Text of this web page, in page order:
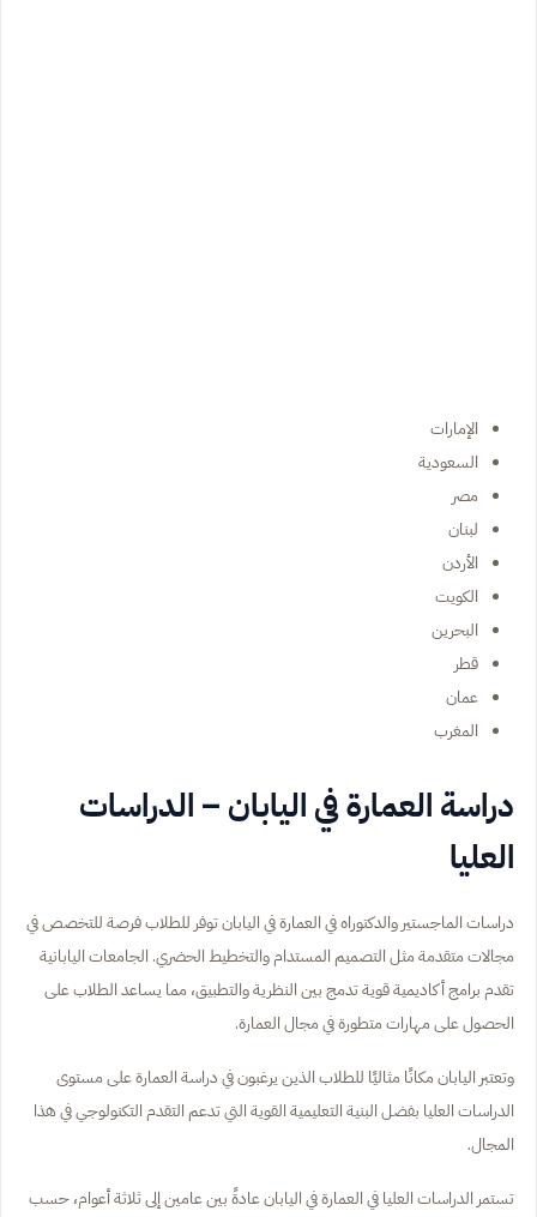
الإمارات
السعودية
مصر
لبنان
الأردن
الكويت
البحرين
قطر
عمان
المغرب
دراسة العمارة في اليابان – الدراسات
العليا
دراسات الماجستير والدكتوراه في العمارة في اليابان توفر للطلاب فرصة للتخصص في
مجالات متقدمة مثل التصميم المستدام والتخطيط الحضري. الجامعات اليابانية
تقدم برامج أكاديمية قوية تدمج بين النظرية والتطبيق، مما يساعد الطلاب على
الحصول على مهارات متطورة في مجال العمارة.
وتعتبر اليابان مكانًا مثاليًا للطلاب الذين يرغبون في دراسة العمارة على مستوى
الدراسات العليا بفضل البنية التعليمية القوية التي تدعم التقدم التكنولوجي في هذا
المجال.
تستمر الدراسات العليا في العمارة في اليابان عادةً بين عامين إلى ثلاثة أعوام، حسب